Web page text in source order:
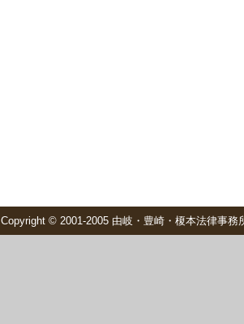
Copyright © 2001-2005 由岐・豊崎・榎本法律事